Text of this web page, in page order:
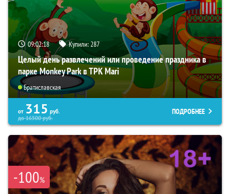
09:02:16 Купили:287
Целый день развлечений или проведение праздника в
парке Monkey Park в ТРК Mari
Братиславская
от 315 руб.
до16500руб.
ПОДРОБНЕЕ
-100%